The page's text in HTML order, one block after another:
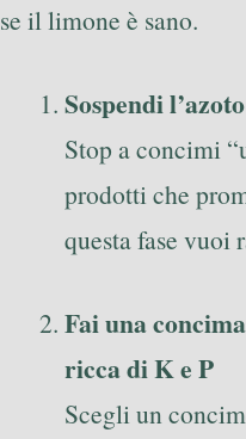
se il limone è sano.
Sospendi
Stop a concimi
prodotti che
questa fase vuoi
Fai una
ricca di K e P
Scegli un